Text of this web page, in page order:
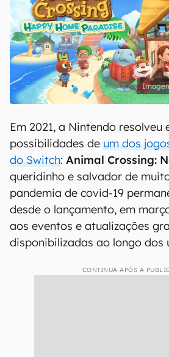
Em 2021, a Nintendo resolveu
possibilidades de um dos
do Switch: Animal Crossing:
queridinho e salvador de
pandemia de covid-19
desde o lançamento, em
aos eventos e atualizações
disponibilizadas ao longo dos
CONTINUA APÓS A